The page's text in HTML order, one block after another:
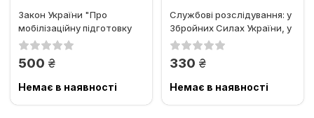
Закон України "Про
мобілізаційну підготовку
та мобілізацію"....
500 грн.
Немає в наявності
Службові розслідування: у
Збройних Силах України, у
Національній гвардії...
330 грн.
Немає в наявності